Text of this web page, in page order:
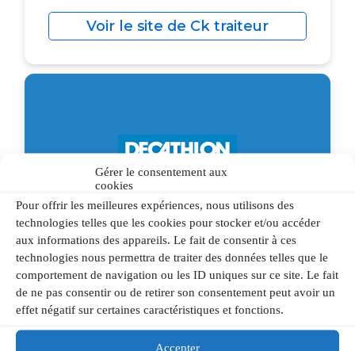
Gérer le consentement aux
cookies
Pour offrir les meilleures expériences, nous utilisons des
technologies telles que les cookies pour stocker et/ou accéder
aux informations des appareils. Le fait de consentir à ces
technologies nous permettra de traiter des données telles que le
comportement de navigation ou les ID uniques sur ce site. Le fait
de ne pas consentir ou de retirer son consentement peut avoir un
effet négatif sur certaines caractéristiques et fonctions.
Accepter
Voir le site de Ck traiteur
Decathlon
Enseigne française qu’on ne présente plus
l’association Nantes Roller du matériel